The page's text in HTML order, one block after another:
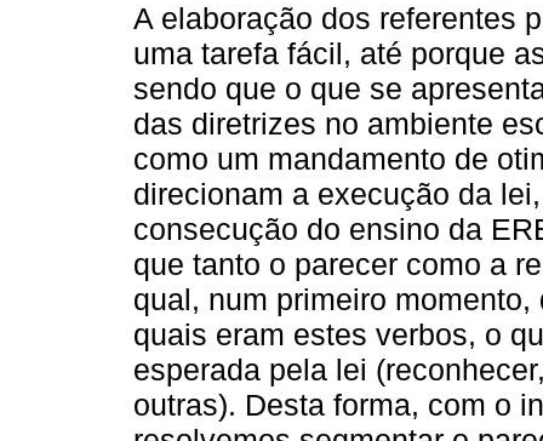
A elaboração dos referentes
uma tarefa fácil, até porque
sendo que o que se
das diretrizes no ambiente
como um mandamento de
direcionam a execução da
consecução do ensino da
que tanto o parecer como a
qual, num primeiro
quais eram estes verbos, o
esperada pela lei
outras). Desta forma, com o